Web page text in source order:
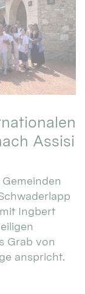
Assisi
Ingbert
Grab von
anspricht.